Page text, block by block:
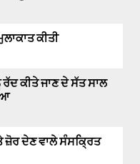
ਕੀਤੀ
ਕੀਤੇ ਜਾਣ ਦੇ ਸੱਤ ਸਾਲ
ਜ਼ੋਰ ਦੇਣ ਵਾਲੇ ਸੰਸਕ੍ਰਿਤ